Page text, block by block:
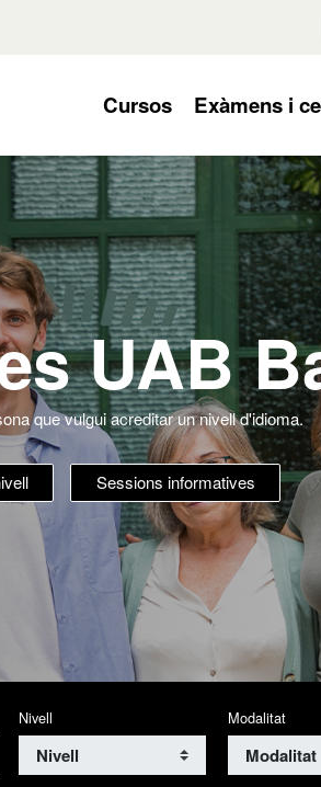
Cursos Exàmens i
UAB
que vulgui acreditar un nivell d'idioma.
Sessions informatives
Nivell Modalitat